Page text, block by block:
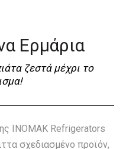
Ερμάρια
ζεστά μέχρι το
ΙΝΟΜΑΚ Refrigerators
σχεδιασμένο προϊόν,